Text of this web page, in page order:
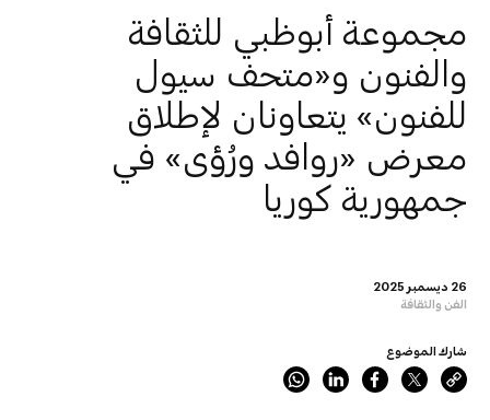
26 ديسمبر 2025
الفن والثقافة
مجموعة أبوظبي للثقافة
والفنون و«متحف سيول
للفنون» يتعاونان لإطلاق
معرض «روافد ورُؤى» في
جمهورية كوريا
شارك الموضوع